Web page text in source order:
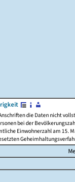
die Daten nicht
bei der
Einwohnerzahl am 15.